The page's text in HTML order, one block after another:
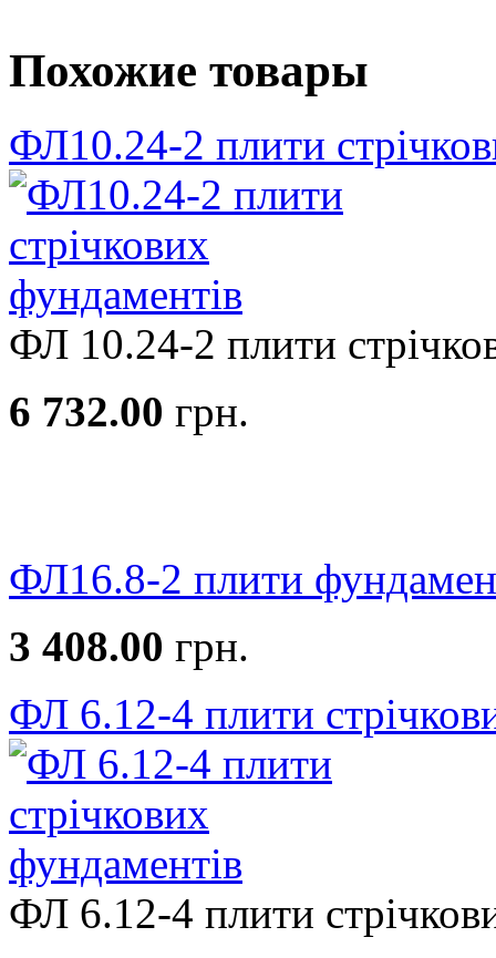
Похожие товары
ФЛ10.24-2 плити
ФЛ 10.24-2 плити
6 732.00 грн.
ФЛ16.8-2 плити
3 408.00 грн.
ФЛ 6.12-4 плити
ФЛ 6.12-4 плити